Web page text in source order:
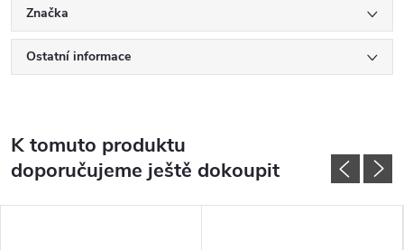
Značka
Ostatní informace
K tomuto produktu
doporučujeme ještě dokoupit